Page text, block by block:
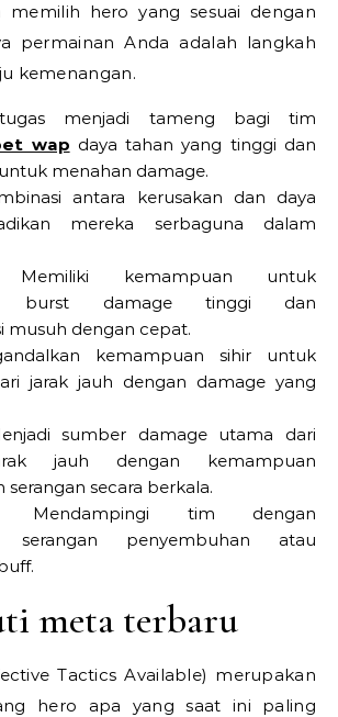
memilih hero yang sesuai dengan
permainan Anda adalah langkah
kemenangan.
menjadi tameng bagi tim
wap daya tahan yang tinggi dan
menahan damage.
antara kerusakan dan daya
mereka serbaguna dalam
kemampuan untuk
burst damage tinggi dan
musuh dengan cepat.
kemampuan sihir untuk
jarak jauh dengan damage yang
sumber damage utama dari
jauh dengan kemampuan
secara berkala.
Mendampingi tim dengan
serangan penyembuhan atau
meta terbaru
Tactics Available) merupakan
hero apa yang saat ini paling